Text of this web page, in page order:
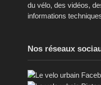
du vélo, des vidéos,
informations
Nos réseaux